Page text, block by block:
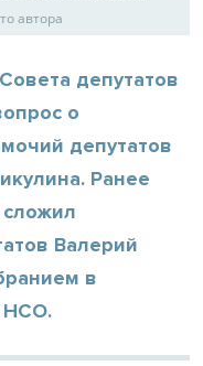
автора
депутатов
о
депутатов
Ранее
Валерий
в
НСО.